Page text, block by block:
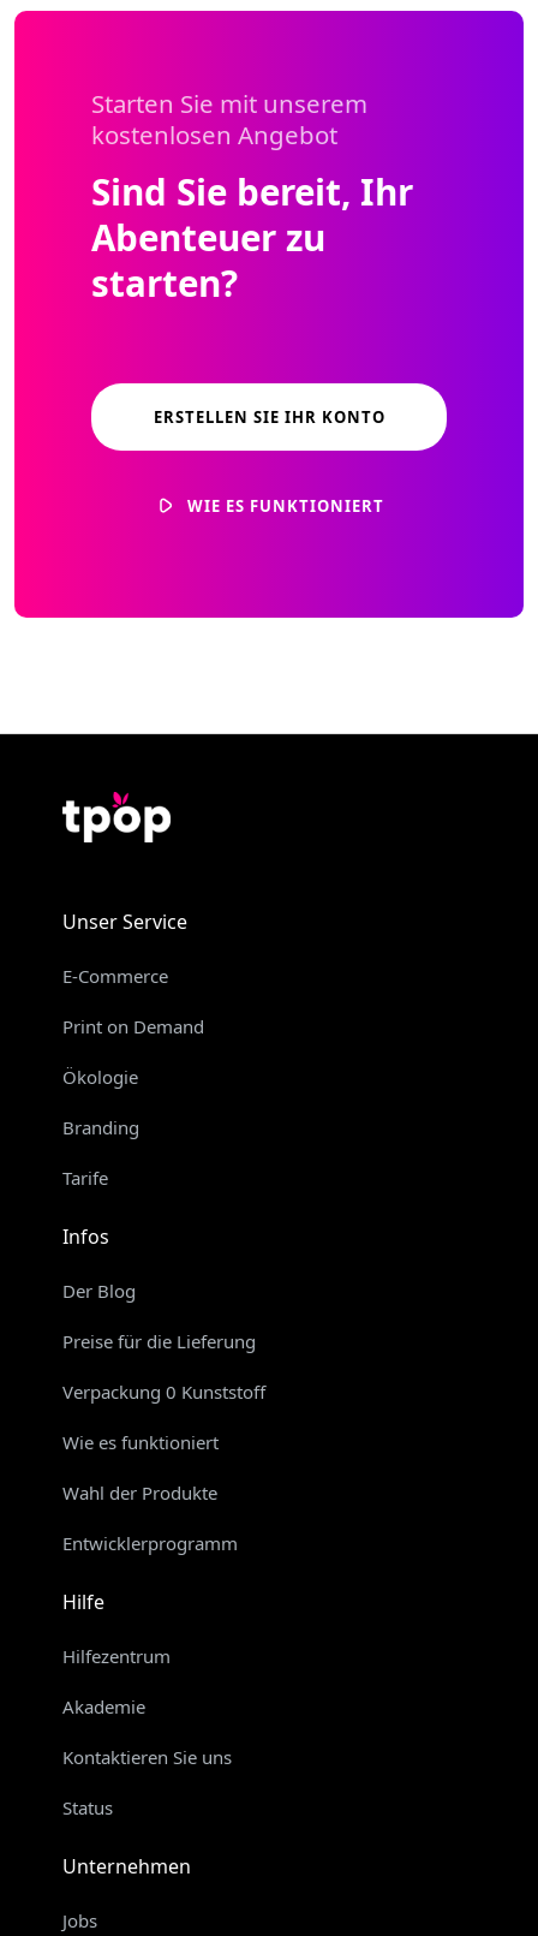
Starten Sie mit unserem
kostenlosen Angebot
Sind Sie bereit, Ihr
Abenteuer zu
starten?
ERSTELLEN SIE IHR KONTO
WIE ES FUNKTIONIERT
Unser Service
E-Commerce
Print on Demand
Ökologie
Branding
Tarife
Infos
Der Blog
Preise für die Lieferung
Verpackung 0 Kunststoff
Wie es funktioniert
Wahl der Produkte
Entwicklerprogramm
Hilfe
Hilfezentrum
Akademie
Kontaktieren Sie uns
Status
Unternehmen
Jobs